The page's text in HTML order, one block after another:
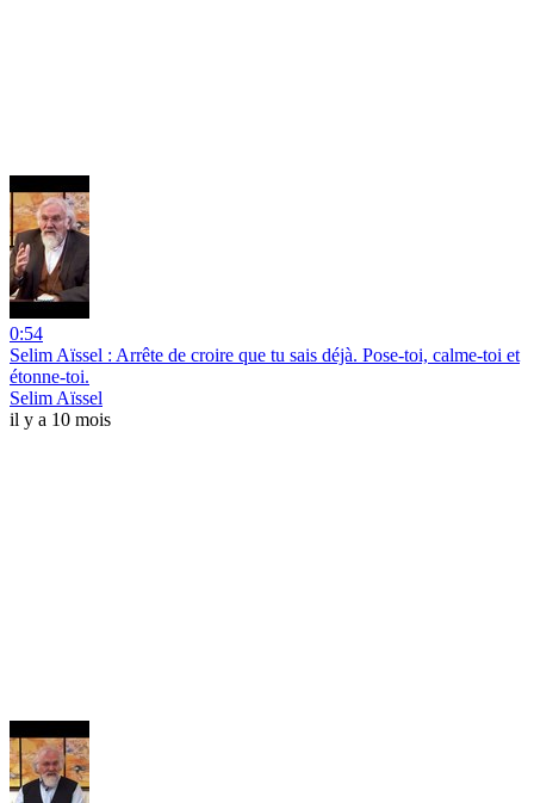
0:54
Selim Aïssel : Arrête de croire que tu sais déjà. Pose-toi, calme-toi et
étonne-toi.
Selim Aïssel
il y a 10 mois